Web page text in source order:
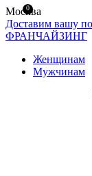
Москва
Доставим вашу
ФРАНЧАЙЗИНГ
Женщинам
Мужчинам
0